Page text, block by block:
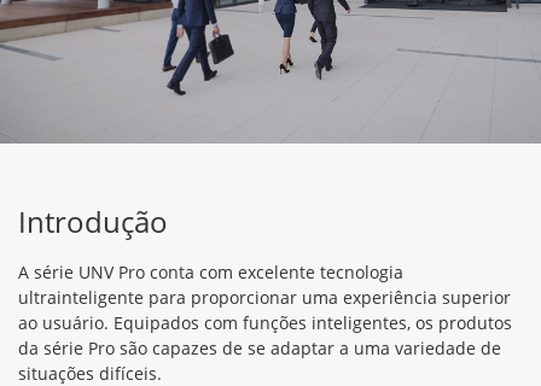
Introdução
A série UNV Pro conta com excelente tecnologia
ultrainteligente para proporcionar uma experiência superior
ao usuário. Equipados com funções inteligentes, os produtos
da série Pro são capazes de se adaptar a uma variedade de
situações difíceis.